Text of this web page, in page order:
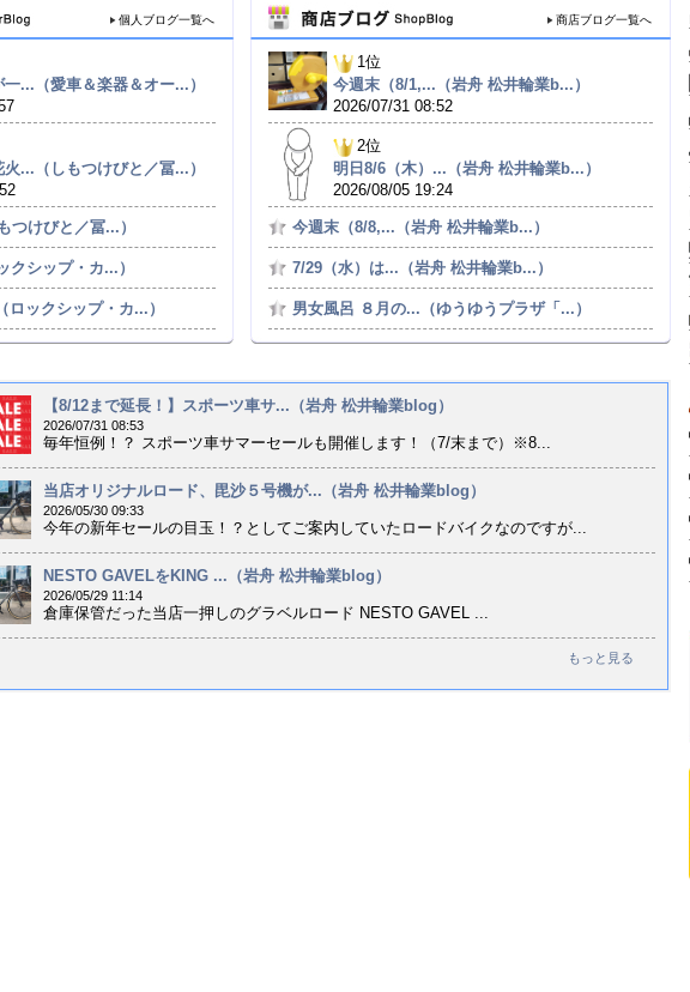
個人ブログ一覧へ
...（愛車＆楽器＆オー...）
...（しもつけびと／冨...）
けびと／冨...）
クシップ・カ...）
ックシップ・カ...）
商店ブログ一覧へ
1位
今週末（8/1,...（岩舟 松井輪業b...）
2026/07/31 08:52
2位
明日8/6（木）...（岩舟 松井輪業b...）
2026/08/05 19:24
今週末（8/8,...（岩舟 松井輪業b...）
7/29（水）は...（岩舟 松井輪業b...）
男女風呂 ８月の...（ゆうゆうプラザ「...）
【8/12まで延長！】スポーツ車サ...（岩舟 松井輪業blog）
2026/07/31 08:53
毎年恒例！？ スポーツ車サマーセールも開催します！（7/末まで）※8...
当店オリジナルロード、毘沙５号機が...（岩舟 松井輪業blog）
2026/05/30 09:33
今年の新年セールの目玉！？としてご案内していたロードバイクなのですが...
NESTO GAVELをKING ...（岩舟 松井輪業blog）
2026/05/29 11:14
倉庫保管だった当店一押しのグラベルロード NESTO GAVEL ...
もっと見る